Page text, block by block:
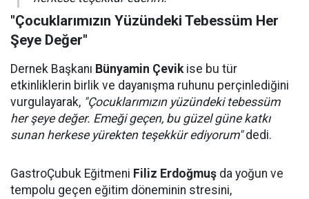
"Çocuklarımızın Yüzündeki Tebessüm Her
Şeye Değer"
Dernek Başkanı Bünyamin Çevikise bu tür
etkinliklerin birlik ve dayanışma ruhunu perçinlediğini
vurgulayarak, "Çocuklarımızın yüzündeki tebessüm
her şeye değer. Emeği geçen, bu güzel güne katkı
sunan herkese yürekten teşekkür ediyorum"dedi.
GastroÇubuk Eğitmeni Filiz Erdoğmuş da yoğun ve
tempolu geçen eğitim döneminin stresini,